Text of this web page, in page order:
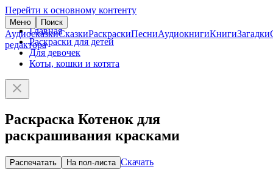
Перейти к основному контенту
Меню Поиск
АудиосказкиСказкиРаскраскиПесниАудиокнигиКнигиЗагадки
редактора
Главная
Раскраски для детей
Для девочек
Коты, кошки и котята
Раскраска Котенок для
раскрашивания красками
Распечатать На пол-листа Скачать